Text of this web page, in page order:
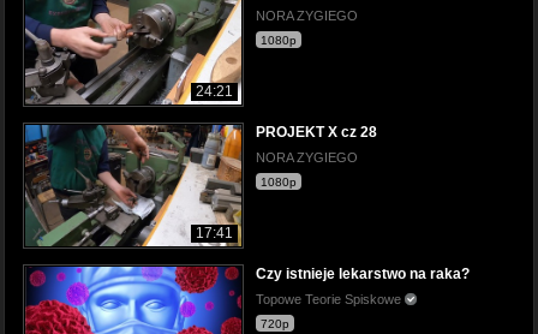
24:21
NORA ZYGIEGO
1080p
17:41
PROJEKT X cz 28
NORA ZYGIEGO
1080p
Czy istnieje lekarstwo na raka?
Topowe Teorie Spiskowe
720p